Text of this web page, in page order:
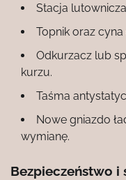
Stacja
Topnik oraz cyna
Odkurzacz lub
kurzu.
Taśma
Nowe gniazdo
wymianę.
Bezpieczeństwo i